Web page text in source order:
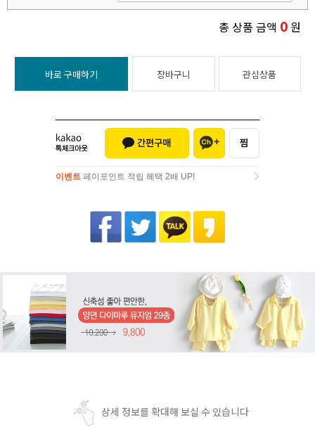
총 상품 금액 0원
바로 구매하기 장바구니 관심상품
이벤트 페이포인트 적립 혜택 2배 UP!
상세 정보를 확대해 보실 수 있습니다